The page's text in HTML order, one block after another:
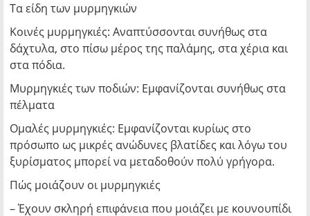
Τα είδη των μυρμηγκιών
Κοινές μυρμηγκιές: Αναπτύσσονται συνήθως στα
δάχτυλα, στο πίσω μέρος της παλάμης, στα χέρια και
στα πόδια.
Μυρμηγκιές των ποδιών: Εμφανίζονται συνήθως στα
πέλματα
Ομαλές μυρμηγκιές: Εμφανίζονται κυρίως στο
πρόσωπο ως μικρές ανώδυνες βλατίδες και λόγω του
ξυρίσματος μπορεί να μεταδοθούν πολύ γρήγορα.
Πώς μοιάζουν οι μυρμηγκιές
– Έχουν σκληρή επιφάνεια που μοιάζει με κουνουπίδι